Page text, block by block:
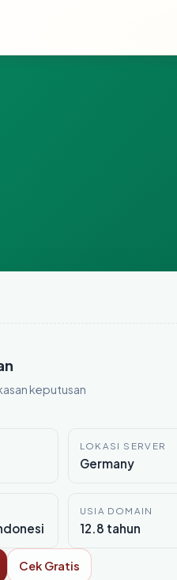
keputusan
LOKASI SERVER
Germany
USIA DOMAIN
12.8 tahun
Cek Gratis